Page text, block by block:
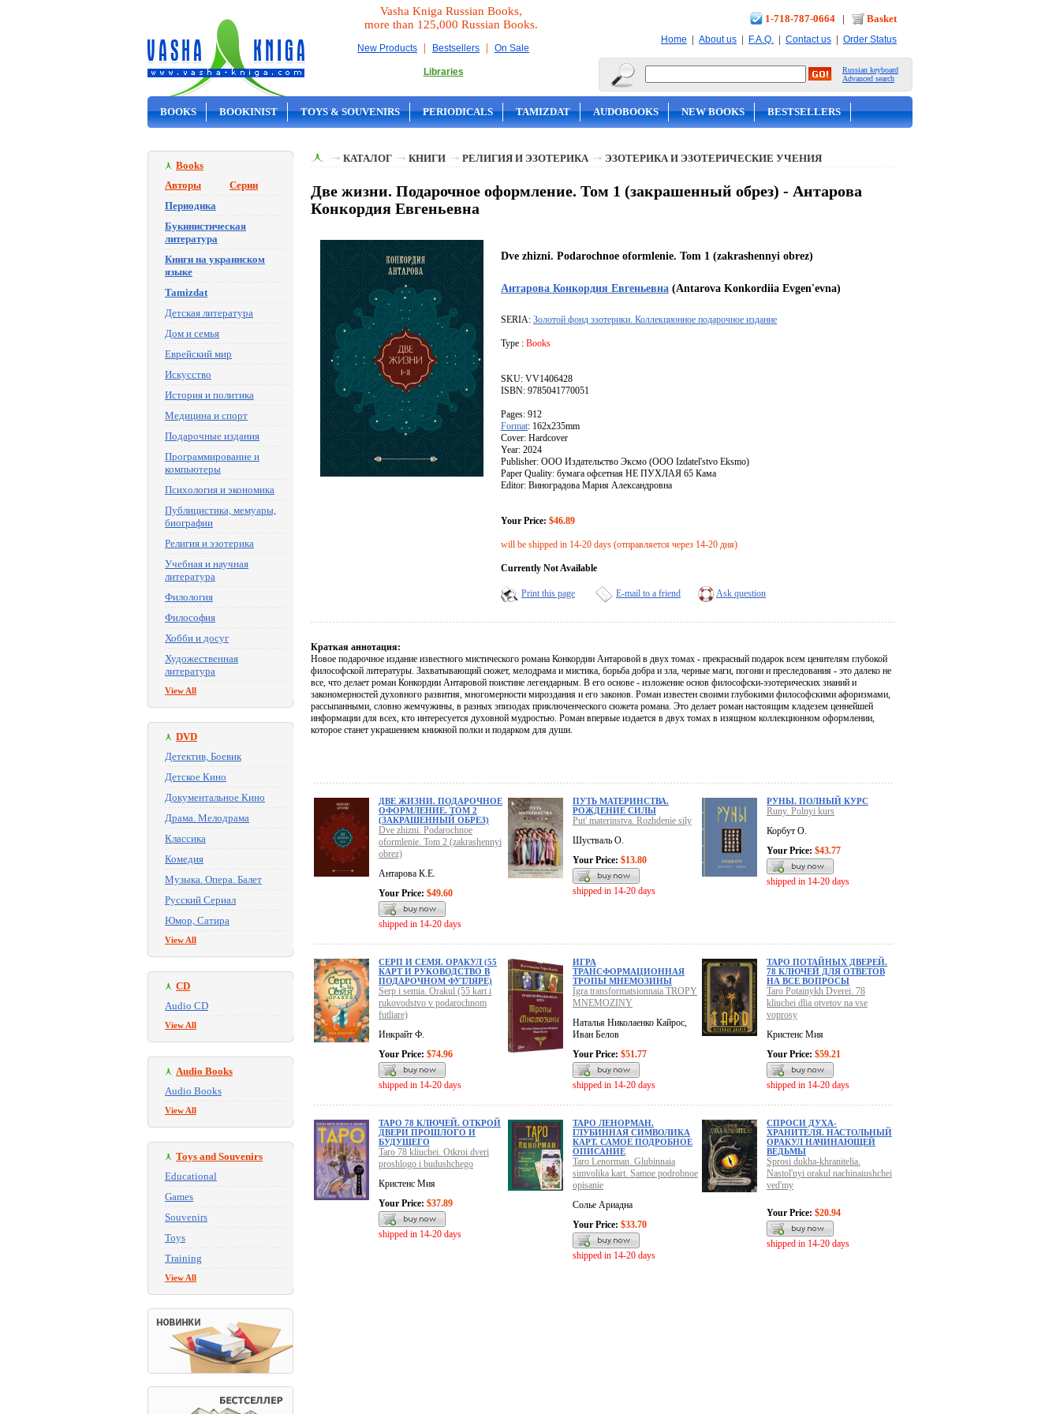
Vasha Kniga Russian Books,
more than 125,000 Russian Books.
New Products | Bestsellers | On Sale
Libraries
1-718-787-0664 | Basket
Home | About us | F.A.Q. | Contact us | Order Status
Russian keyboard
Advanced search
BOOKS BOOKINIST TOYS & SOUVENIRS PERIODICALS TAMIZDAT AUDOBOOKS NEW BOOKS BESTSELLERS
Books
Авторы
Серии
Периодика
Букинистическая
литература
Книги на украинском
языке
Tamizdat
Детская литература
Дом и семья
Еврейский мир
Искусство
История и политика
Медицина и спорт
Подарочные издания
Программирование и
компьютеры
Психология и экономика
Публицистика, мемуары,
биографии
Религия и эзотерика
Учебная и научная
литература
Филология
Философия
Хобби и досуг
Художественная
литература
View All
DVD
Детектив, Боевик
Детское Кино
Документальное Кино
Драма. Мелодрама
Классика
Комедия
Музыка. Опера. Балет
Русский Сериал
Юмор, Сатира
View All
CD
Audio CD
View All
Audio Books
Audio Books
View All
Toys and Souvenirs
Educational
Games
Souvenirs
Toys
Training
View All
КАТАЛОГ КНИГИ РЕЛИГИЯ И ЭЗОТЕРИКА ЭЗОТЕРИКА И ЭЗОТЕРИЧЕСКИЕ УЧЕНИЯ
Две жизни. Подарочное оформление. Том 1 (закрашенный обрез) - Антарова
Конкордия Евгеньевна
Dve zhizni. Podarochnoe oformlenie. Tom 1 (zakrashennyi obrez)
Антарова Конкордия Евгеньевна (Antarova Konkordiia Evgen'evna)
SERIA: Золотой фонд эзотерики. Коллекционное подарочное издание
Type : Books
SKU: VV1406428
ISBN: 9785041770051
Pages: 912
Format: 162x235mm
Cover: Hardcover
Year: 2024
Publisher: ООО Издательство Эксмо (OOO Izdatel'stvo Eksmo)
Paper Quality: бумага офсетная НЕ ПУХЛАЯ 65 Кама
Editor: Виноградова Мария Александровна
Your Price: $46.89
will be shipped in 14-20 days (отправляется через 14-20 дня)
Currently Not Available
Print this page E-mail to a friend Ask question
Краткая аннотация:
Новое подарочное издание известного мистического романа Конкордии Антаровой в двух томах - прекрасный подарок всем ценителям глубокой
философской литературы. Захватывающий сюжет, мелодрама и мистика, борьба добра и зла, черные маги, погони и преследования - это далеко не
все, что делает роман Конкордии Антаровой поистине легендарным. В его основе - изложение основ философски-эзотерических знаний и
закономерностей духовного развития, многомерности мироздания и его законов. Роман известен своими глубокими философскими афоризмами,
рассыпанными, словно жемчужины, в разных эпизодах приключенческого сюжета романа. Это делает роман настоящим кладезем ценнейшей
информации для всех, кто интересуется духовной мудростью. Роман впервые издается в двух томах в изящном коллекционном оформлении,
которое станет украшением книжной полки и подарком для души.
ДВЕ ЖИЗНИ. ПОДАРОЧНОЕ
ОФОРМЛЕНИЕ. ТОМ 2
(ЗАКРАШЕННЫЙ ОБРЕЗ)
Dve zhizni. Podarochnoe
oformlenie. Tom 2 (zakrashennyi
obrez)
Антарова К.Е.
Your Price: $49.60
shipped in 14-20 days
ПУТЬ МАТЕРИНСТВА.
РОЖДЕНИЕ СИЛЫ
Put' materinstva. Rozhdenie sily
Шустваль О.
Your Price: $13.80
shipped in 14-20 days
РУНЫ. ПОЛНЫЙ КУРС
Runy. Polnyi kurs
Корбут О.
Your Price: $43.77
shipped in 14-20 days
СЕРП И СЕМЯ. ОРАКУЛ (55
КАРТ И РУКОВОДСТВО В
ПОДАРОЧНОМ ФУТЛЯРЕ)
Serp i semia. Orakul (55 kart i
rukovodstvo v podarochnom
futliare)
Инкрайт Ф.
Your Price: $74.96
shipped in 14-20 days
ИГРА
ТРАНСФОРМАЦИОННАЯ
ТРОПЫ МНЕМОЗИНЫ
Igra transformatsionnaia TROPY
MNEMOZINY
Наталья Николаенко Кайрос,
Иван Белов
Your Price: $51.77
shipped in 14-20 days
ТАРО ПОТАЙНЫХ ДВЕРЕЙ.
78 КЛЮЧЕЙ ДЛЯ ОТВЕТОВ
НА ВСЕ ВОПРОСЫ
Taro Potainykh Dverei. 78
kliuchei dlia otvetov na vse
voprosy
Кристенс Мия
Your Price: $59.21
shipped in 14-20 days
ТАРО 78 КЛЮЧЕЙ. ОТКРОЙ
ДВЕРИ ПРОШЛОГО И
БУДУЩЕГО
Taro 78 kliuchei. Otkroi dveri
proshlogo i budushchego
Кристенс Мия
Your Price: $37.89
shipped in 14-20 days
ТАРО ЛЕНОРМАН.
ГЛУБИННАЯ СИМВОЛИКА
КАРТ. САМОЕ ПОДРОБНОЕ
ОПИСАНИЕ
Taro Lenorman. Glubinnaia
simvolika kart. Samoe podrobnoe
opisanie
Солье Ариадна
Your Price: $33.70
shipped in 14-20 days
СПРОСИ ДУХА-
ХРАНИТЕЛЯ. НАСТОЛЬНЫЙ
ОРАКУЛ НАЧИНАЮЩЕЙ
ВЕДЬМЫ
Sprosi dukha-khranitelia.
Nastol'nyi orakul nachinaiushchei
ved'my
Your Price: $20.94
shipped in 14-20 days